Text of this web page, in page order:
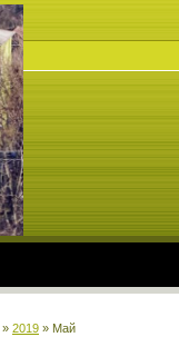
» 2019 » Май